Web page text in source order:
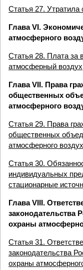
Статья 27. Утратила
Глава VI.
атмосферного
Статья 28. Плата за
атмосферный воздух
Глава VII. Права
общественных
атмосферного
Статья 29. Права
общественных
атмосферного
Статья 30.
индивидуальных
стационарные
Глава VIII.
законодательства
охраны
Статья 31.
законодательства
охраны